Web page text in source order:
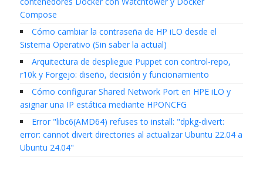
Compose
Cómo cambiar la contraseña de HP iLO desde el
Sistema Operativo (Sin saber la actual)
Arquitectura de despliegue Puppet con control-repo,
r10k y Forgejo: diseño, decisión y funcionamiento
Cómo configurar Shared Network Port en HPE iLO y
asignar una IP estática mediante HPONCFG
Error "libc6(AMD64) refuses to install: "dpkg-divert:
error: cannot divert directories al actualizar Ubuntu 22.04 a
Ubuntu 24.04"